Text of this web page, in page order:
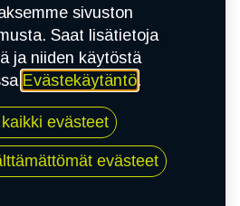
88H WESTLAKE Z107
WESTLAKE
sivuston
Saat lisätietoja
ja niiden käytöstä
Evästekäytäntö.
evästeet
evästeet